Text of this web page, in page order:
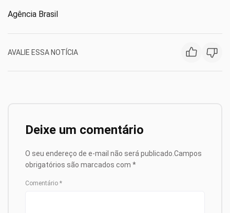
Agência Brasil
AVALIE ESSA NOTÍCIA
Deixe um comentário
O seu endereço de e-mail não será publicado. Campos
obrigatórios são marcados com *
Comentário *